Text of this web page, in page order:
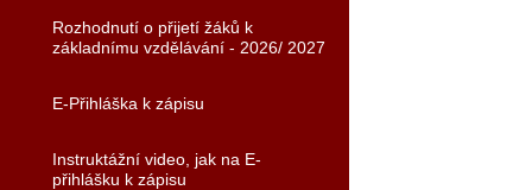
Rozhodnutí o přijetí žáků k
základnímu vzdělávání - 2026/ 2027
E-Přihláška k zápisu
Instruktážní video, jak na E-
přihlášku k zápisu